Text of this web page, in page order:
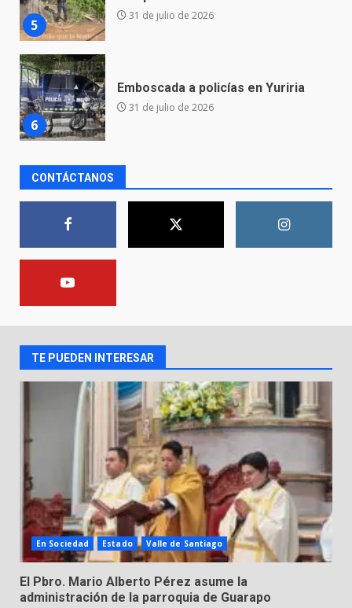
6
31 de julio de 2026
7
Envía Gobierno de la Gente más
de 77 mil
30 de julio de 2026
asume la administración de la
parroquia de Guarapo
5 de agosto de 2026
2
FUEGO A LA SECRETARÍA DE LA
5 de agosto de 2026
Muere peatón arrollado por
motociclista en Yuriria
4 de agosto de 2026
4
Valle de Santiago despide a
José Antonio Villanueva
Cárdenas, “El Puma”
3 de agosto de 2026
Hombre pierde la vida en
tabiquera
CONTÁCTANOS
TE PUEDEN INTERESAR
En Sociedad Estado Valle de Santiago
El Pbro. Mario Alberto Pérez asume la
administración de la parroquia de Guarapo